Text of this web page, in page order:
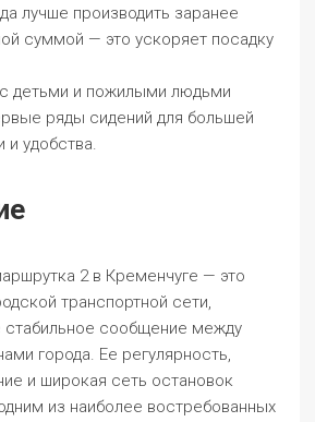
лучше производить заранее
суммой — это ускоряет посадку
детьми и пожилыми людьми
ряды сидений для большей
и удобства.
2 в Кременчуге — это
транспортной сети,
сообщение между
города. Ее регулярность,
и широкая сеть остановок
из наиболее востребованных